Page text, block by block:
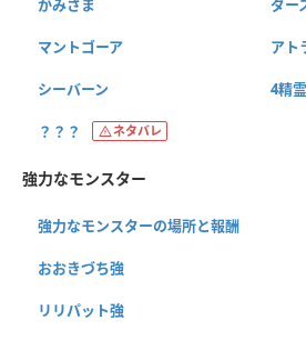
かみさま ダー
マントゴーア アト
シーバーン 4精霊
？？？ ネタバレ
強力なモンスター
強力なモンスターの場所と報酬
おおきづち強
リリパット強